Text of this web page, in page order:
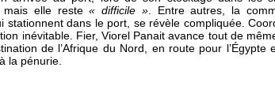
mais elle reste« difficile ». Entre autres, la
dans le port, se révèle compliquée.
inévitable. Fier, Viorel Panait avance tout de
de l’Afrique du Nord, en route pour l’Égypte
la pénurie.